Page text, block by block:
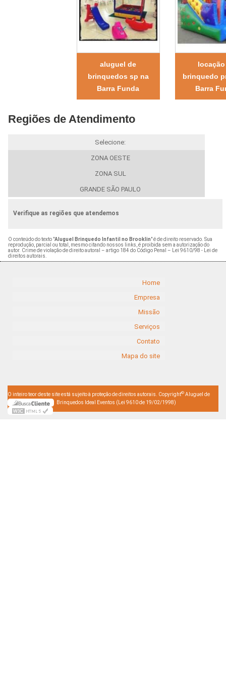
aluguel de
brinquedos sp na
Barra Funda
brinquedo
Barra
Regiões de Atendimento
Selecione:
ZONA OESTE
ZONA SUL
GRANDE SÃO PAULO
Verifique as regiões que atendemos
O conteúdo do texto "Aluguel Brinquedo Infantil no Brooklin" é de direito reservado. Sua
reprodução, parcial ou total, mesmo citando nossos links, é proibida sem a autorização do
autor. Crime de violação de direito autoral – artigo 184 do Código Penal – Lei 9610/98 - Lei de
direitos autorais.
Home
Empresa
Missão
Serviços
Contato
Mapa do site
O inteiro teor deste site está sujeito à proteção de direitos autorais. Copyright© Aluguel de
Brinquedos Ideal Eventos (Lei 9610 de 19/02/1998)